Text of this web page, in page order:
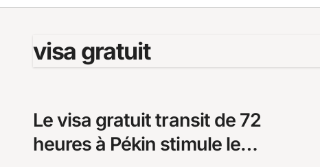
visa gratuit
Le visa gratuit transit de 72
heures à Pékin stimule le